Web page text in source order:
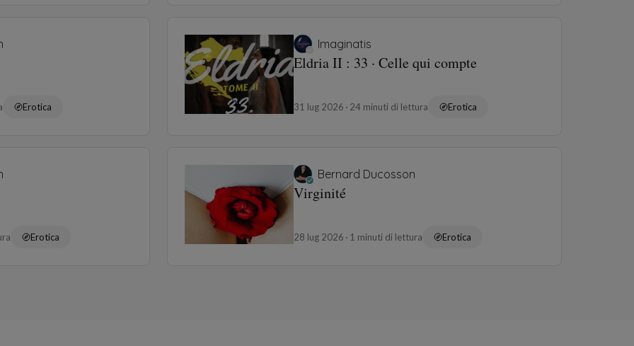
Erotica
Imaginatis
Eldria II : 33 · Celle qui compte
31 lug 2026 24 minuti di lettura Erotica
Erotica
Bernard Ducosson
Virginité
28 lug 2026 1 minuti di lettura Erotica